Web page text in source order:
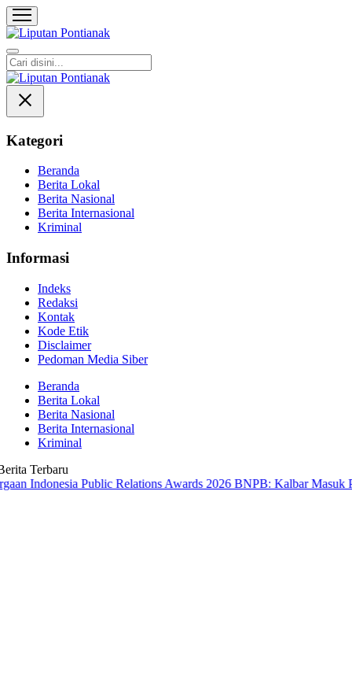
Liputan Pontianak
Berita Terkini dan TerUpdate
Kategori
Beranda
Berita Lokal
Berita Nasional
Berita Internasional
Kriminal
Informasi
Indeks
Redaksi
Kontak
Kode Etik
Disclaimer
Pedoman Media Siber
Beranda
Berita Lokal
Berita Nasional
Berita Internasional
Kriminal
Terbaru
Public Relations Awards 2026 BNPB: Kalbar Masuk Prioritas